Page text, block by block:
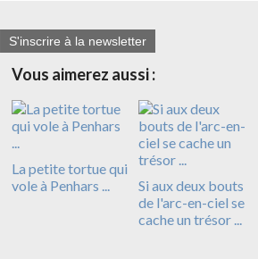
S'inscrire à la newsletter
Vous aimerez aussi :
La petite tortue qui
vole à Penhars ...
Si aux deux bouts
de l'arc-en-ciel se
cache un trésor ...